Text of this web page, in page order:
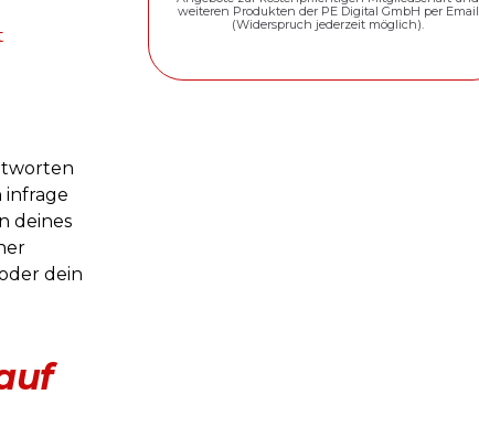
infrage
deines
dein
weiteren Produkten der PE Digital GmbH per Email
(Widerspruch jederzeit möglich).